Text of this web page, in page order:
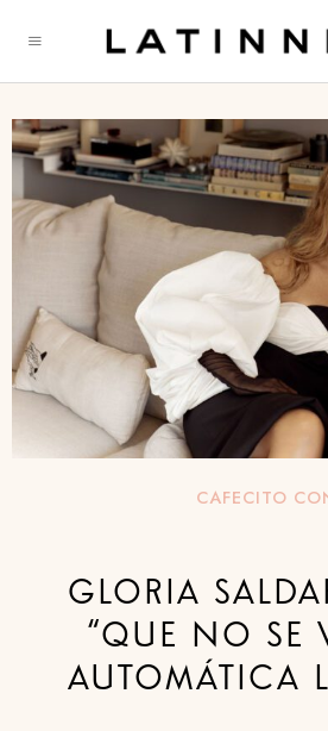
CAFECITO
GLORIA
“QUE NO SE
AUTOMÁTICA